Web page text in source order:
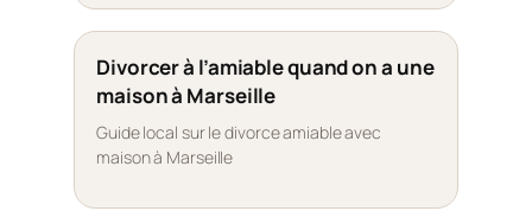
Divorcer à l’amiable quand on a une
maison à Marseille
Guide local sur le divorce amiable avec
maison à Marseille